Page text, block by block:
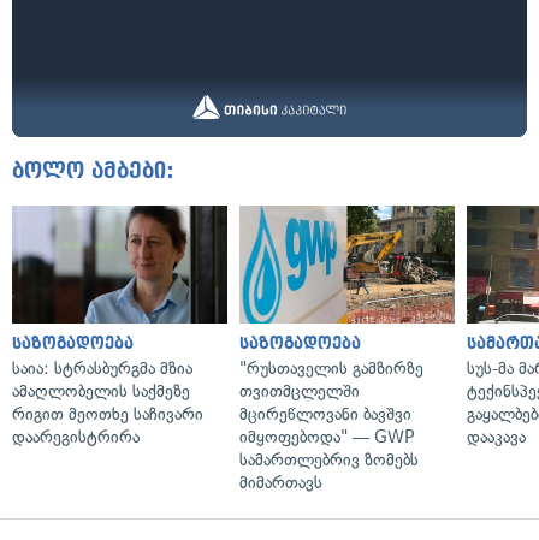
ბოლო ამბები:
საზოგადოება
საია: სტრასბურგმა მზია
ამაღლობელის საქმეზე
რიგით მეოთხე საჩივარი
დაარეგისტრირა
საზოგადოება
"რუსთაველის გამზირზე
თვითმცლელში
მცირეწლოვანი ბავშვი
იმყოფებოდა" — GWP
სამართლებრივ ზომებს
მიმართავს
სუს-მა
დააკავა